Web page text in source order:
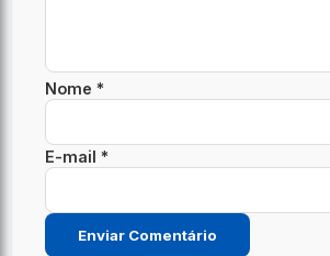
Nome *
E-mail *